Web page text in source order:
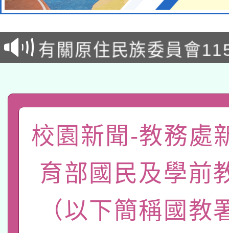
第3次招考甄選結果公
本校115學年度第2次
次招考甄選結果公告(
有關原住民族委員會
一案。
兒童少年暑期犯罪預防
答一案
有關本府115年70歲以
人員健康講座「吃得安
心」，鼓勵退休同仁踴
案。
招甄選結果公告(無人
招)
適應運動共學行動站研
本館辦理115年度閱讀
暨閱讀推動專業研習
科技賦能─人工智慧
礎課程
A3數位素養講師名單
校園新聞-教務處
育部國民及學前
（以下簡稱國教